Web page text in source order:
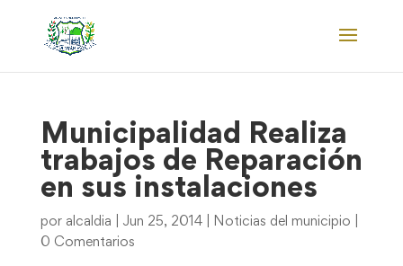
Municipalidad Realiza
trabajos de Reparación
en sus instalaciones
por alcaldia Jun 25, 2014| Noticias del municipio
0 Comentarios